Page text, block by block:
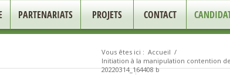
PARTENARIATS PROJETS CONTACT
Vous êtes ici : Accueil /
Initiation à la manipulation contention
20220314_164408 b